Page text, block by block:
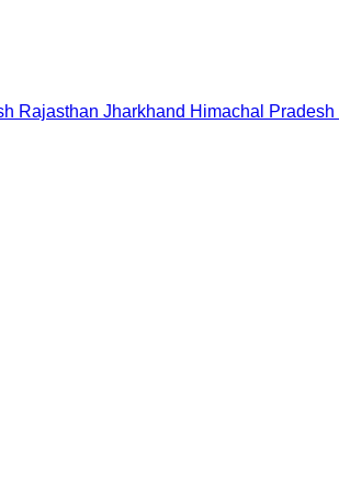
Rajasthan Jharkhand Himachal Pradesh